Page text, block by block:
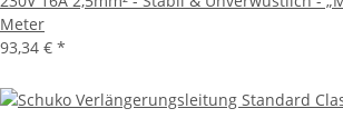
Meter
93,34 € *